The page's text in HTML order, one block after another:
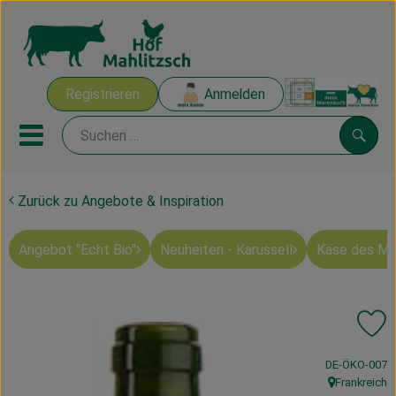
Registrieren Anmelden
Mobiles Menu öffnen oder
Ökokisten
Mahlitzscher Produkte
Obst & Gemüse
Zurück zu Angebote & Inspiration
Angebot "Echt Bio" Neuheiten - Karussell Käse des
,DE-ÖKO-007
, Herkunft:
Frankreich